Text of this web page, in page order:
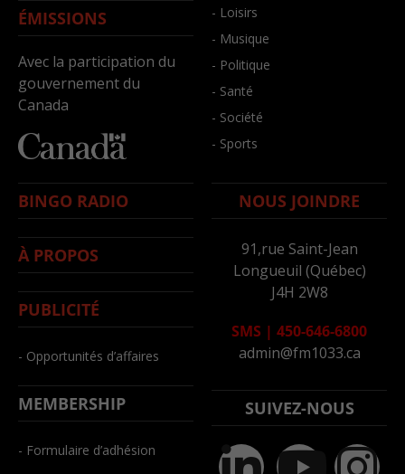
ÉMISSIONS
Avec la participation du
gouvernement du
Canada
- Loisirs
- Musique
- Politique
- Santé
- Société
- Sports
BINGO RADIO
À PROPOS
PUBLICITÉ
- Opportunités d’affaires
MEMBERSHIP
- Formulaire d’adhésion
NOUS JOINDRE
91,rue Saint-Jean
Longueuil (Québec)
J4H 2W8
SMS | 450-646-6800
admin@fm1033.ca
SUIVEZ-NOUS